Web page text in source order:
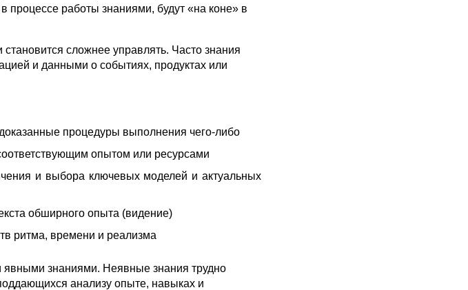
работы знаниями, будут «на коне» в
сложнее управлять. Часто знания
и данными о событиях, продуктах или
процедуры выполнения чего-либо
опытом или ресурсами
и выбора ключевых моделей и актуальных
обширного опыта (видение)
ритма, времени и реализма
знаниями. Неявные знания трудно
анализу опыте, навыках и